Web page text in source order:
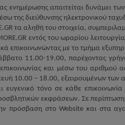
ενημέρωσης απαιτείται δυνάμει
της διεύθυνσης ηλεκτρονικού
.GR τα αληθή του στοιχεία,
.GR εντός του ωραρίου
επικοινωνώντας με το τμήμα
11.00-19.00, παρέχοντας
και μέσω του
10.00 – 18.00, εξαιρουμένων των
τόνο σε κάθε
εκφράσεων. Σε
πρόσβαση στο Website και στα